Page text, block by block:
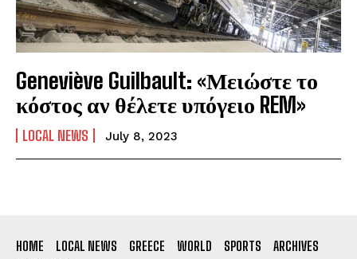
Geneviève Guilbault: «Μειώστε το
κόστος αν θέλετε υπόγειο REM»
LOCAL NEWS July 8, 2023
HOME LOCAL NEWS GREECE WORLD SPORTS
ARCHIVES